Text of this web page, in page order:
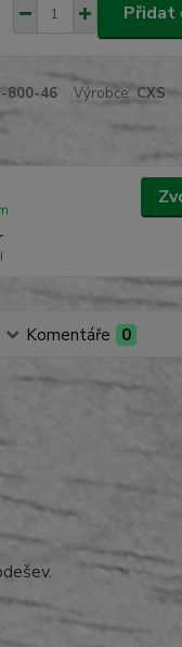
Přidat
800-46 Výrobce: CXS
Komentáře 0